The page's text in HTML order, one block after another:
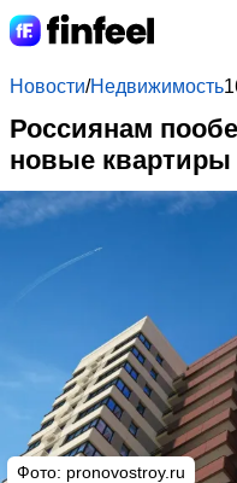
Новости/Недвижимость
Россиянам
новые квартиры
Фото: pronovostroy.ru